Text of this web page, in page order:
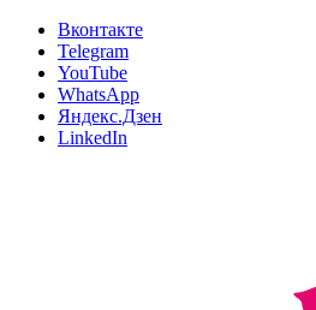
Вконтакте
Telegram
YouTube
WhatsApp
Яндекс.Дзен
LinkedIn